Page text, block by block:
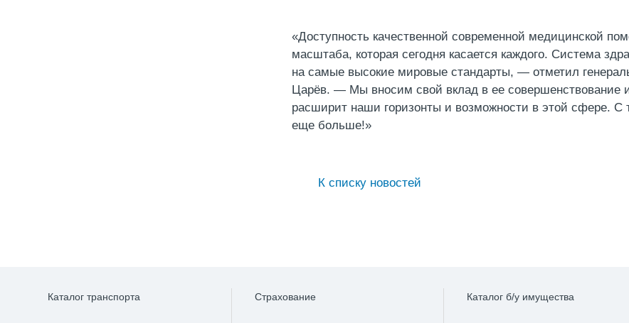
«Доступность качественной современной медицинской
масштаба, которая сегодня касается каждого. Система
на самые высокие мировые стандарты, — отметил
Царёв. — Мы вносим свой вклад в ее совершенствование
расширит наши горизонты и возможности в этой сфере. С
еще больше!»
К списку новостей
Каталог транспорта Страхование Каталог б/у имущества